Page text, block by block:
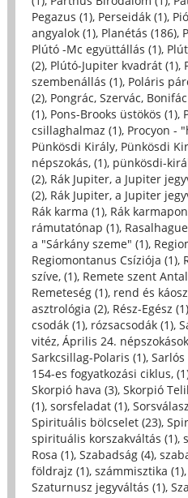
Pegazus (1), Perseidák (1),
angyalok (1), Planétás (186),
Plútó -Mc együttállás (1),
(2), Plútó-Jupiter kvadrát (1),
szembenállás (1), Poláris
(2), Pongrác, Szervác,
(1), Pons-Brooks üstökös (1),
csillaghalmaz (1), Procyon -
Pünkösdi Király, Pünkösdi
népszokás, (1), pünkösdi-
(2), Rák Jupiter, a Jupiter
(2), Rák Jupiter, a Jupiter
Rák karma (1), Rák
rámutatónap (1),
a "Sárkány szeme" (1),
Regiomontanus Csíziója (1),
szíve, (1), Remete szent
Remeteség (1), rend és
asztrológia (2), Rész-Egész (1)
csodák (1), rózsacsodák (1),
vitéz, Április 24.
Sarkcsillag-Polaris (1), Sarlós
154-es fogyatkozási ciklus,
Skorpió hava (3), Skorpió
(1), sorsfeladat (1),
Spirituális bölcselet (23),
spirituális korszakváltás (1),
Rosa (1), Szabadság (4),
földrajz (1), számmisztika (1),
Szaturnusz jegyváltás (1),